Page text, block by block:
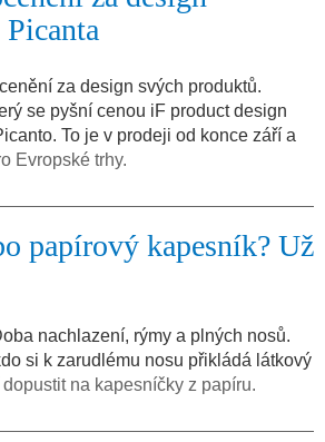
za design svých produktů.
se pyšní cenou iF product design
To je v prodeji od konce září a
Evropské trhy.
papírový kapesník? Už
nachlazení, rýmy a plných nosů.
si k zarudlému nosu přikládá látkový
dopustit na kapesníčky z papíru.